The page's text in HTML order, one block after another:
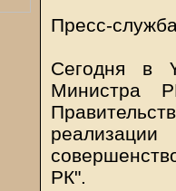
Пресс-
Сегодня в
Министра
РК".